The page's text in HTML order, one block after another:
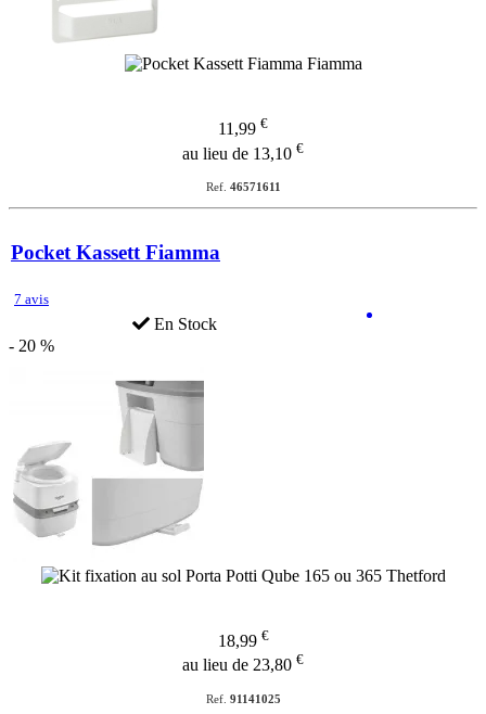
11,99 €
au lieu de 13,10 €
Ref. 46571611
Pocket Kassett Fiamma
7 avis
En Stock
- 20 %
18,99 €
au lieu de 23,80 €
Ref. 91141025